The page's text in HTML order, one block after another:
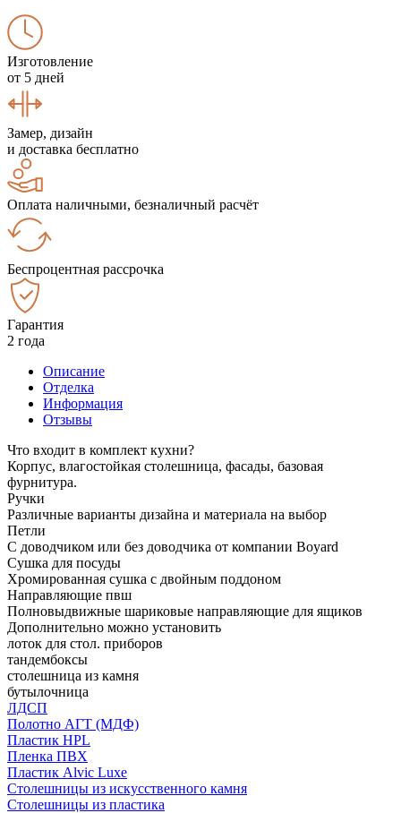
Изготовление
от 5 дней
Замер, дизайн
и доставка бесплатно
Оплата наличными, безналичный расчёт
Беспроцентная рассрочка
Гарантия
2 года
Описание
Отделка
Информация
Отзывы
Что входит в комплект кухни?
Корпус, влагостойкая столешница, фасады, базовая
фурнитура.
Ручки
Различные варианты дизайна и материала на выбор
Петли
С доводчиком или без доводчика от компании Boyard
Сушка для посуды
Хромированная сушка с двойным поддоном
Направляющие пвш
Полновыдвижные шариковые направляющие для ящиков
Дополнительно можно установить
лоток для стол. приборов
тандембоксы
столешница из камня
бутылочница
ЛДСП
Полотно АГТ (МДФ)
Пластик HPL
Пленка ПВХ
Пластик Alvic Luxe
Столешницы из искусственного камня
Столешницы из пластика